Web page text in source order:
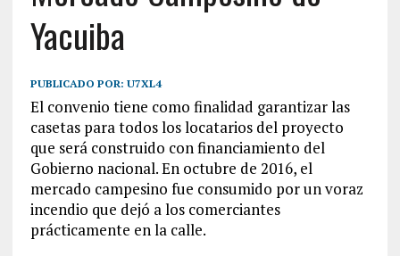
Yacuiba
PUBLICADO POR: U7XL4
El convenio tiene como finalidad garantizar las
casetas para todos los locatarios del proyecto
que será construido con financiamiento del
Gobierno nacional. En octubre de 2016, el
mercado campesino fue consumido por un voraz
incendio que dejó a los comerciantes
prácticamente en la calle.